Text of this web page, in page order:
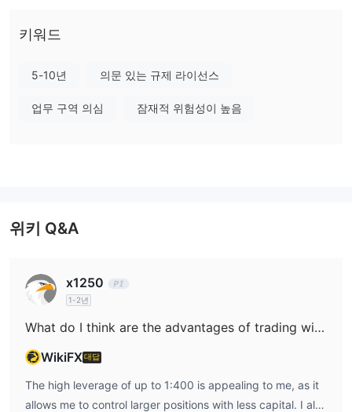
규제되지 않은 브로커는 규제된 브로커만큼 안전하지 않습니다.
GIC은 외환 통화 쌍, 금, 지수 및 상품에 대한 액세스를 제공합니다.
GIC 수수료
거래 플랫폼
반 거래 플랫폼을 제공합니다. MT5도 사용됩니다.
입출금
최소5,000 GICT 또는 Rp75,000,000.00을 입금하세요.
고객 지원 옵션
GIC은월요일 - 금요일 (09:00 - 17:00)에 고객 지원을 제공합
니다. 거래자는이메일 및 전화를 통해 소통할 수 있습니다.
키워드
5-10년 의문 있는 규제 라이선스
업무 구역 의심 잠재적 위험성이 높음
위키 Q&A
x1250
1-2년
What do I think are the advantages of trading with GIC?
WikiFX대답
The high leverage of up to 1:400 is appealing to me, as it
allows me to control larger positions with less capital. I also